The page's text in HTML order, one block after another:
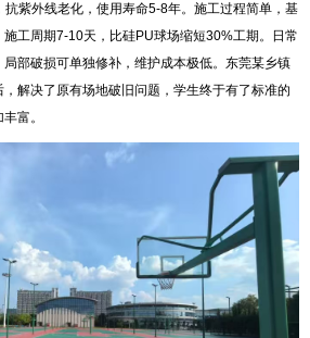
紫外线老化，使用寿命5-8年。施工过程简单，基
工周期7-10天，比硅PU球场缩短30%工期。日常
部破损可单独修补，维护成本极低。东莞某乡镇
解决了原有场地破旧问题，学生终于有了标准的
富。